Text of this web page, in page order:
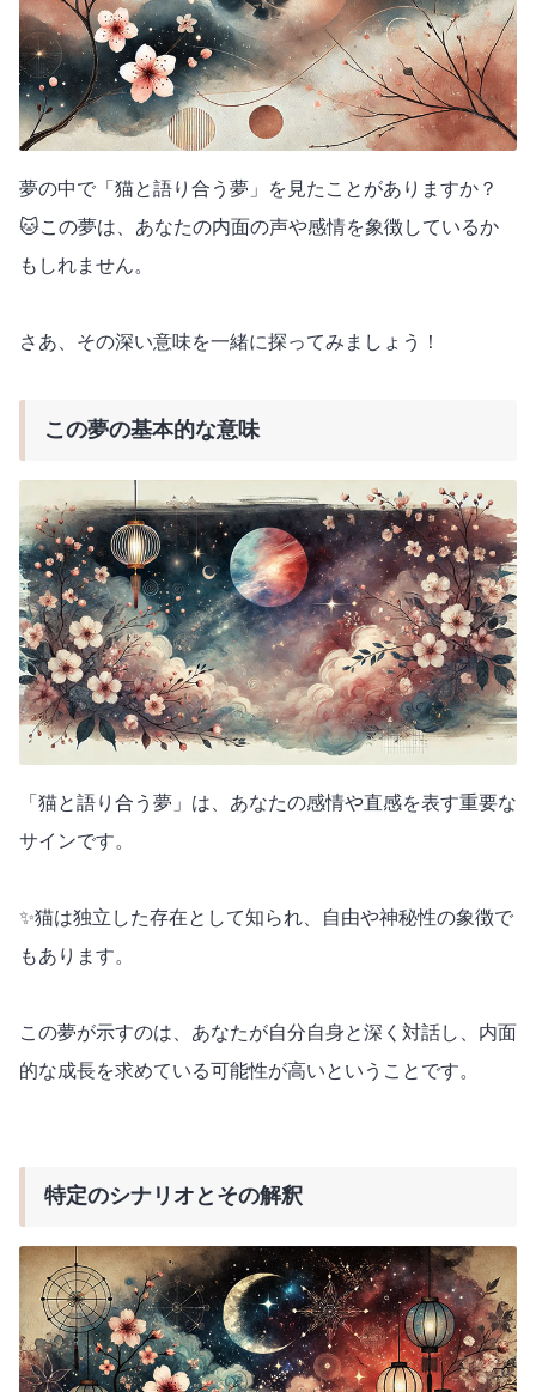
夢の中で「猫と語り合う夢」を見たことがありますか？
🐱この夢は、あなたの内面の声や感情を象徴しているか
もしれません。
さあ、その深い意味を一緒に探ってみましょう！
この夢の基本的な意味
「猫と語り合う夢」は、あなたの感情や直感を表す重要な
サインです。
✨猫は独立した存在として知られ、自由や神秘性の象徴で
もあります。
この夢が示すのは、あなたが自分自身と深く対話し、内面
的な成長を求めている可能性が高いということです。
特定のシナリオとその解釈